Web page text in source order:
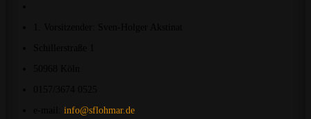
info@sflohmar.de